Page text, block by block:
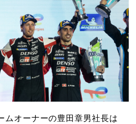
ムオーナーの豊田章男社長は